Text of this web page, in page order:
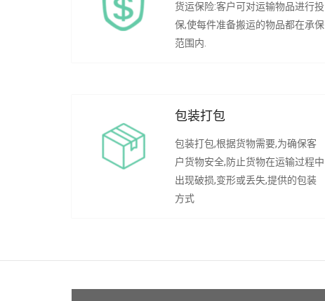
货运保险:客户可对运输物品进行投
保,使每件准备搬运的物品都在承保
范围内.
包装打包
包装打包,根据货物需要,为确保客
户货物安全,防止货物在运输过程中
出现破损,变形或丢失,提供的包装
方式